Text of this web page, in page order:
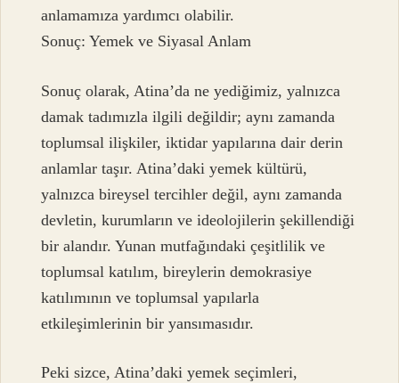
anlamamıza yardımcı olabilir.
Sonuç: Yemek ve Siyasal Anlam
Sonuç olarak, Atina’da ne yediğimiz, yalnızca
damak tadımızla ilgili değildir; aynı zamanda
toplumsal ilişkiler, iktidar yapılarına dair derin
anlamlar taşır. Atina’daki yemek kültürü,
yalnızca bireysel tercihler değil, aynı zamanda
devletin, kurumların ve ideolojilerin şekillendiği
bir alandır. Yunan mutfağındaki çeşitlilik ve
toplumsal katılım, bireylerin demokrasiye
katılımının ve toplumsal yapılarla
etkileşimlerinin bir yansımasıdır.
Peki sizce, Atina’daki yemek seçimleri,